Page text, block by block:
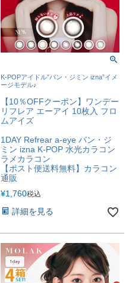
K-POPアイドル”バン・ジミン izna”イメ
ージモデル♪
【10％OFFクーポン】ワンデー
リフレア エーアイ 10枚入 フロ
ムアイズ
1DAY Refrear a-eye バン・ジ
ミン izna K-POP 水光カラコン
ラメカラコン
【ポスト便送料無料】カラコン
通販
¥1,760税込
詳細を見る